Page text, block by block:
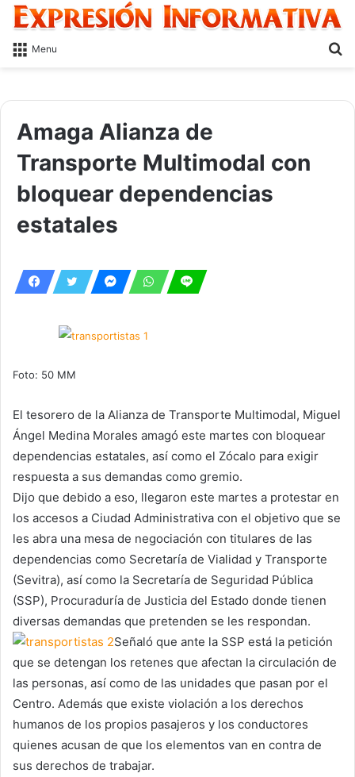
Menu
Amaga Alianza de
Transporte Multimodal con
bloquear dependencias
estatales
Foto: 50 MM
El tesorero de la Alianza de Transporte Multimodal, Miguel
Ángel Medina Morales amagó este martes con bloquear
dependencias estatales, así como el Zócalo para exigir
respuesta a sus demandas como gremio.
Dijo que debido a eso, llegaron este martes a protestar en
los accesos a Ciudad Administrativa con el objetivo que se
les abra una mesa de negociación con titulares de las
dependencias como Secretaría de Vialidad y Transporte
(Sevitra), así como la Secretaría de Seguridad Pública
(SSP), Procuraduría de Justicia del Estado donde tienen
diversas demandas que pretenden se les respondan.
Señaló que ante la SSP está la petición
que se detengan los retenes que afectan la circulación de
las personas, así como de las unidades que pasan por el
Centro. Además que existe violación a los derechos
humanos de los propios pasajeros y los conductores
quienes acusan de que los elementos van en contra de
sus derechos de trabajar.